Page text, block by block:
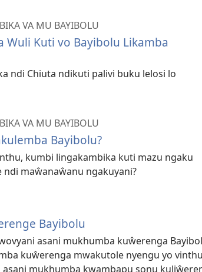
VA MU BAYIBOLU
Wuli Kuti vo Bayibolu Likamba
ndi Chiuta ndikuti palivi buku lelosi lo
VA MU BAYIBOLU
Bayibolu?
kumbi lingakambika kuti mazu ngaku
ndi maŵanaŵanu ngakuyani?
Bayibolu
asani mukhumba kuŵerenga
kuŵerenga mwakutole nyengu yo vinthu
mukhumba kwambapu sonu